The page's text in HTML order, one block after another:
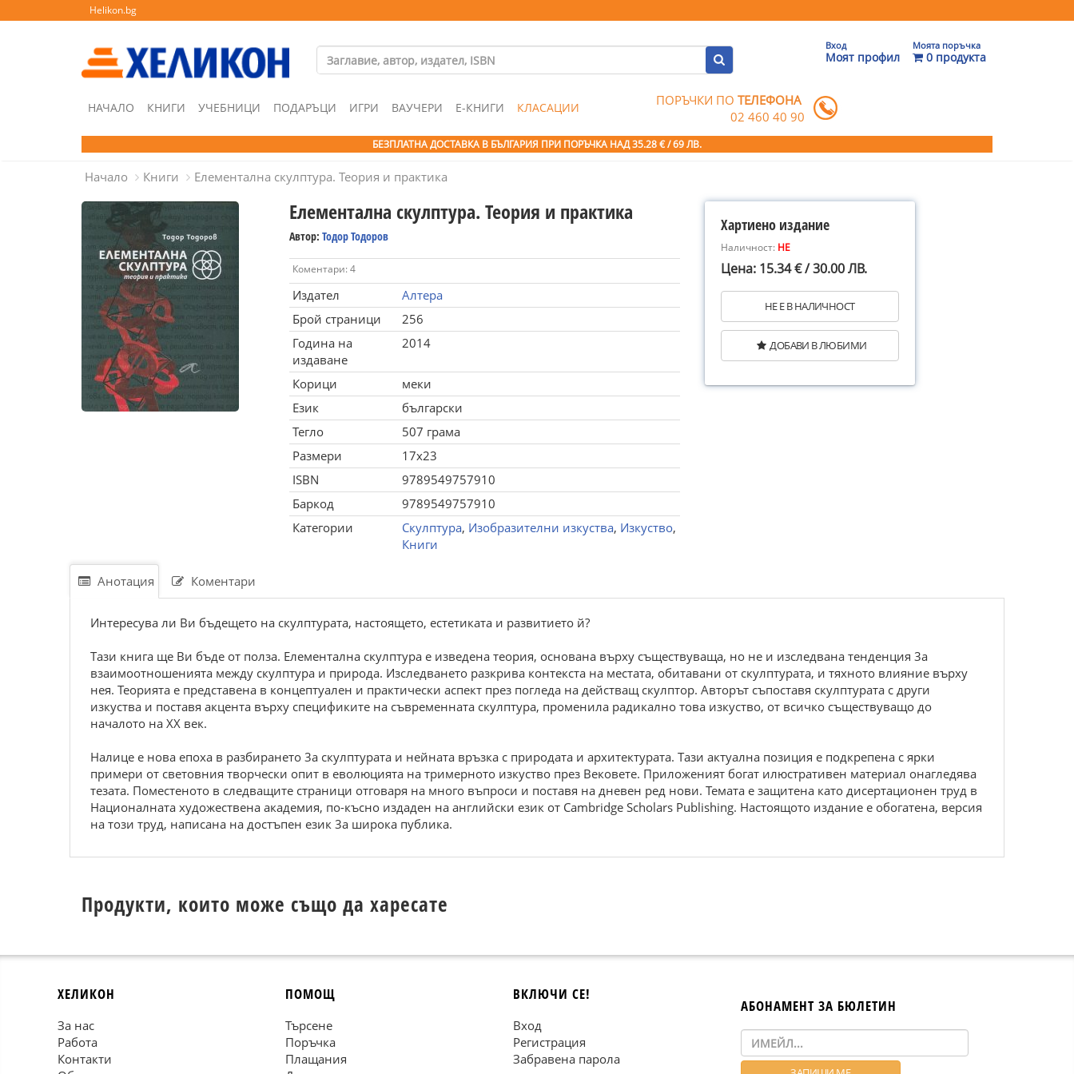
Helikon.bg
Вход
Моят профил
Моята поръчка
0 продукта
НАЧАЛО КНИГИ УЧЕБНИЦИ ПОДАРЪЦИ ИГРИ ВАУЧЕРИ Е-КНИГИ КЛАСАЦИИ ПОРЪЧКИ ПОТЕЛЕФОНА
02 460 40 90
БЕЗПЛАТНА ДОСТАВКА В БЪЛГАРИЯ ПРИ ПОРЪЧКА НАД 35.28 € / 69 ЛВ.
Начало Книги Елементална скулптура. Теория и практика
Елементална скулптура. Теория и практика
Автор: Тодор Тодоров
Коментари: 4
Издател
Алтера
Брой страници
256
Година на
издаване
2014
Корици
меки
Език
български
Тегло
507 грама
Размери
17x23
ISBN
9789549757910
Баркод
9789549757910
Категории
Скулптура, Изобразителни изкуства, Изкуство,
Книги
Хартиено издание
Наличност: НЕ
Цена: 15.34 € / 30.00 ЛВ.
НЕ Е В НАЛИЧНОСТ
ДОБАВИ В ЛЮБИМИ
Анотация Коментари
Интересува ли Ви бъдещето на скулптурата, настоящето, естетиката и развитието й?
Тази книга ще Ви бъде от полза. Елементална скулптура е изведена теория, основана върху съществуваща, но не и изследвана тенденция 3а
взаимоотношенията между скулптура и природа. Изследването разкрива контекста на местата, обитавани от скулптурата, и тяхното влияние върху
нея. Теорията е представена в концептуален и практически аспект през погледа на действащ скулптор. Авторът съпоставя скулптурата с други
изкуства и поставя акцента върху спецификите на съвременната скулптура, променила радикално това изкуство, от всичко съществуващо до
началото на XX век.
Налице е нова епоха в разбирането 3а скулптурата и нейната връзка с природата и архитектурата. Тази актуална позиция е подкрепена с ярки
примери от световния творчески опит в еволюцията на тримерното изкуство през Вековете. Приложеният богат илюстративен материал онагледява
тезата. Поместеното в следващите страници отговаря на много въпроси и поставя на дневен ред нови. Темата е защитена като дисертационен труд в
Националната художествена академия, по-късно издаден на английски език от Cambridge Scholars Publishing. Настоящото издание е обогатена, версия
на този труд, написана на достъпен език 3а широка публика.
Продукти, които може също да харесате
ХЕЛИКОН
За нас
Работа
Контакти
ПОМОЩ
Търсене
Поръчка
Плащания
ВКЛЮЧИ СЕ!
Вход
Регистрация
Забравена парола
АБОНАМЕНТ ЗА БЮЛЕТИН